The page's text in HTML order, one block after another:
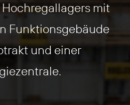
mit
Funktionsgebäude
und einer